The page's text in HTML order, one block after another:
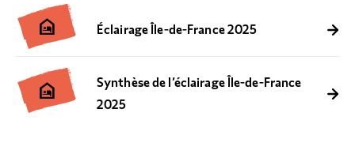
night_shelter Éclairage Île-de-France 2025
night_shelter
Synthèse de l’éclairage Île-de-France
2025